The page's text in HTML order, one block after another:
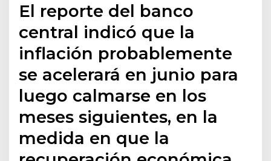
El reporte del banco
central indicó que la
inflación probablemente
se acelerará en junio para
luego calmarse en los
meses siguientes, en la
medida en que la